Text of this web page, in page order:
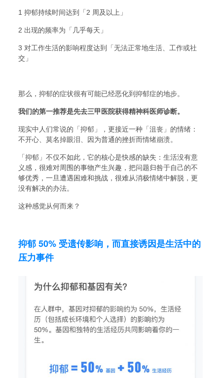
1 抑郁持续时间达到「2 周及以上」
2 出现的频率为「几乎每天」
3 对工作生活的影响程度达到「无法正常地生活、工作或社
交」
那么，抑郁的症状很有可能已经恶化到抑郁症的地步。
我们的第一推荐是先去三甲医院获得精神科医师诊断。
现实中人们常说的「抑郁」，更接近一种「沮丧」的情绪：
不开心、莫名掉眼泪、因为普通的挫折而情绪崩溃。
「抑郁」不仅不如此，它的核心是快感的缺失：生活没有意
义感，很难对周围的事物产生兴趣，把问题归咎于自己的不
够优秀，一旦遭遇困难和挑战，很难从消极情绪中解脱，更
没有解决的办法。
这种感觉从何而来？
抑郁 50% 受遗传影响，而直接诱因是生活中的
压力事件